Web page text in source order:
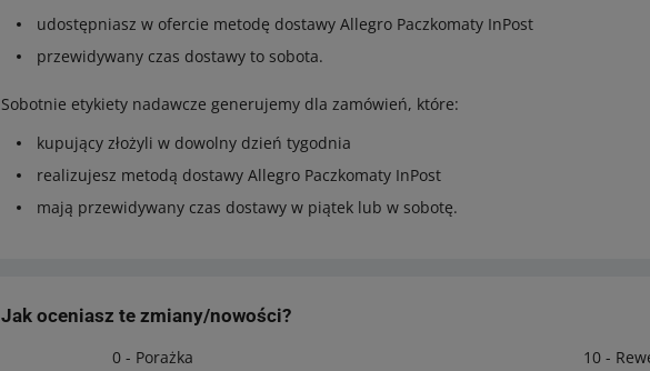
udostępniasz w ofercie metodę dostawy Allegro Paczkomaty InPost
przewidywany czas dostawy to sobota.
Sobotnie etykiety nadawcze generujemy dla zamówień, które:
kupujący złożyli w dowolny dzień tygodnia
realizujesz metodą dostawy Allegro Paczkomaty InPost
mają przewidywany czas dostawy w piątek lub w sobotę.
Jak oceniasz te zmiany/nowości?
0 - Porażka 10 -